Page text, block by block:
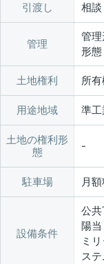
引渡し 相談
管理
管
形
土地権利 所
用途地域 準
土地の権利形
態
駐車場 月
設備条件
公
陽
ミ
ス